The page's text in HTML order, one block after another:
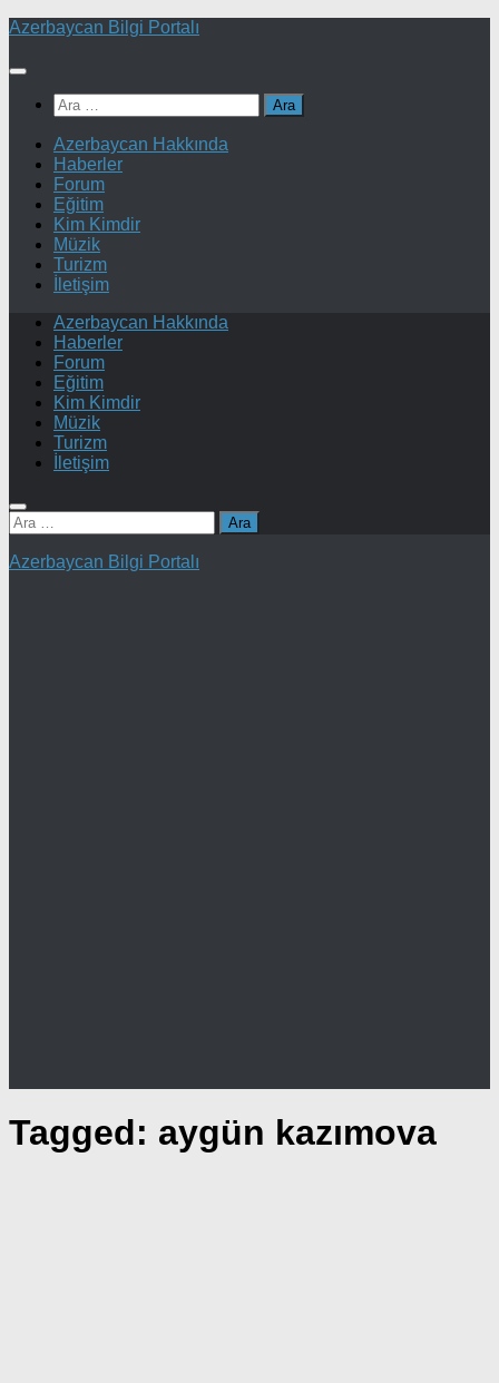
Skip
content
Azerbaycan Bilgi Portalı
Arama:
Azerbaycan Hakkında
Haberler
Forum
Eğitim
Kim Kimdir
Müzik
Turizm
İletişim
Azerbaycan Hakkında
Haberler
Forum
Eğitim
Kim Kimdir
Müzik
Turizm
İletişim
Arama:
Azerbaycan Bilgi Portalı
Tagged: aygün kazımova